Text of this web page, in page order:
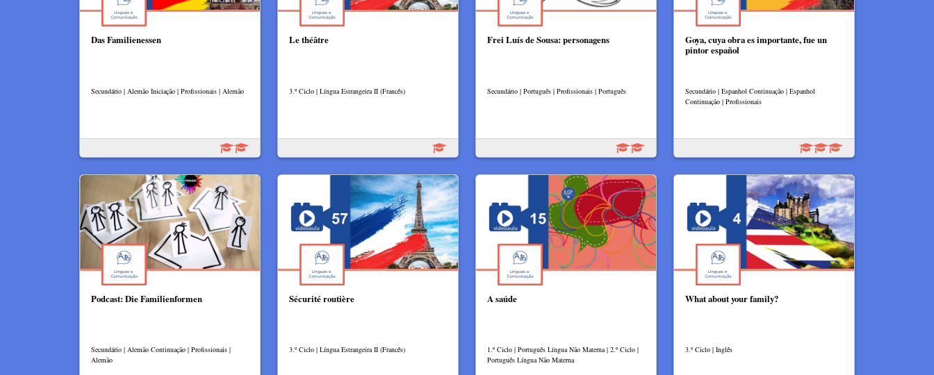
Das Familienessen
Secundário | Alemão Iniciação | Profissionais | Alemão
Le théâtre
3.º Ciclo | Língua Estrangeira II (Francês)
Frei Luís de Sousa: personagens
Secundário | Português | Profissionais | Português
Goya, cuya obra es importante, fue un
pintor español
Secundário | Espanhol Continuação | Espanhol
Continuação | Profissionais
Podcast: Die Familienformen
Secundário | Alemão Continuação | Profissionais |
Alemão
Sécurité routière
3.º Ciclo | Língua Estrangeira II (Francês)
A saúde
1.º Ciclo | Português Língua Não Materna | 2.º Ciclo |
Português Língua Não Materna
What about your family?
3.º Ciclo | Inglês